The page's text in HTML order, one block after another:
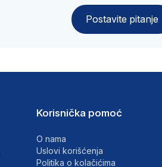
Postavite pitanje
Korisnička pomoć
O nama
Uslovi korišćenja
Politika o kolačićima